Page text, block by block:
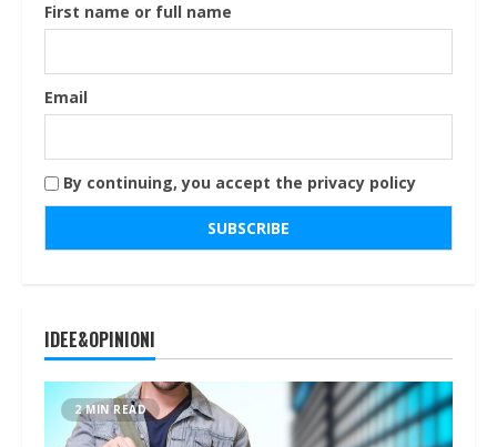
First name or full name
Email
By continuing, you accept the privacy policy
IDEE&OPINIONI
2 MIN READ